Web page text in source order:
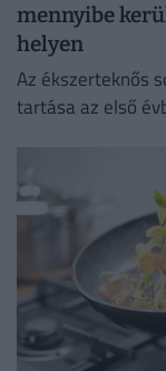
mennyibe
helyen
Az ékszerteknős
tartása az első